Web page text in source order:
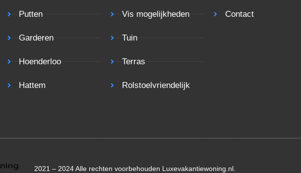
Putten
Garderen
Hoenderloo
Hattem
Vis mogelijkheden
Tuin
Terras
Rolstoelvriendelijk
Contact
2021 – 2024 Alle rechten voorbehouden Luxevakantiewoning.nl.